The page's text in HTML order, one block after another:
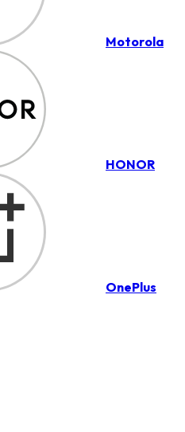
Motorola
HONOR
OnePlus